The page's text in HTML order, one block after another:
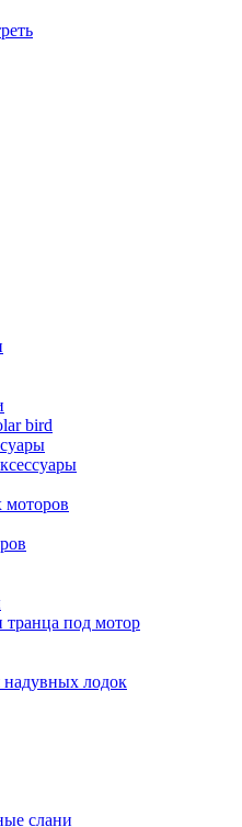
bird
моторов
под мотор
лодок
слани